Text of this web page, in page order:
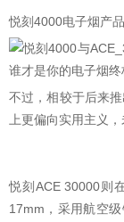
悦刻4000电子烟产
不过，相较于后来
上更偏向实用主义
悦刻ACE 30000则
17mm，采用航空